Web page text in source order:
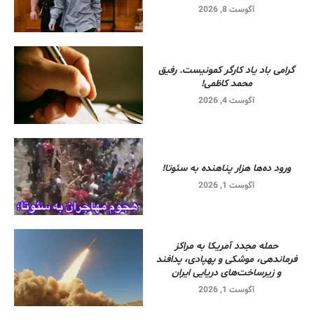
آگوست 8, 2026
گرامی باد یاد کارگر کمونیست. رفیق
محمد کاظمی!
آگوست 4, 2026
ورود ده‌ها هزار پناهنده به سئوتا!
آگوست 1, 2026
حمله مجدد آمریکا به مراکز
فرماندهی، موشکی و پهپادی، پدافند
و زیرساخت‌های دریایی ایران
آگوست 1, 2026